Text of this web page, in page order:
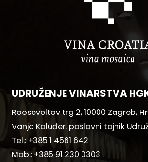
UDRUŽENJE VINARSTVA
Rooseveltov trg 2, 10000 Zagreb,
Vanja Kaluđer, poslovni tajnik
Tel.:+385 1 4561 642
Mob.: +385 91 230 0303